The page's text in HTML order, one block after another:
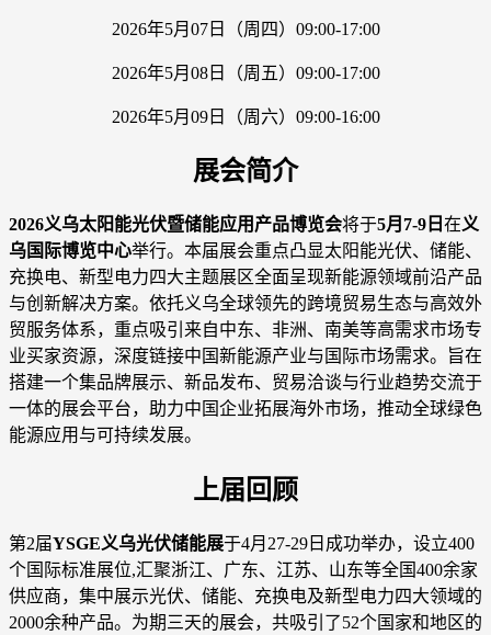
2026年5月07日（周四）09:00-17:00
2026年5月08日（周五）09:00-17:00
2026年5月09日（周六）09:00-16:00
展会简介
2026义乌太阳能光伏暨储能应用产品博览会将于5月7-9日 在义
乌国际博览中心举行。本届展会重点凸显太阳能光伏、储能、
充换电、新型电力四大主题展区全面呈现新能源领域前沿产品
与创新解决方案。依托义乌全球领先的跨境贸易生态与高效外
贸服务体系，重点吸引来自中东、非洲、南美等高需求市场专
业买家资源，深度链接中国新能源产业与国际市场需求。旨在
搭建一个集品牌展示、新品发布、贸易洽谈与行业趋势交流于
一体的展会平台，助力中国企业拓展海外市场，推动全球绿色
能源应用与可持续发展。
上届回顾
第2届YSGE义乌光伏储能展于4月27-29日成功举办，设立400
个国际标准展位,汇聚浙江、广东、江苏、山东等全国400余家
供应商，集中展示光伏、储能、充换电及新型电力四大领域的
2000余种产品。为期三天的展会，共吸引了52个国家和地区的